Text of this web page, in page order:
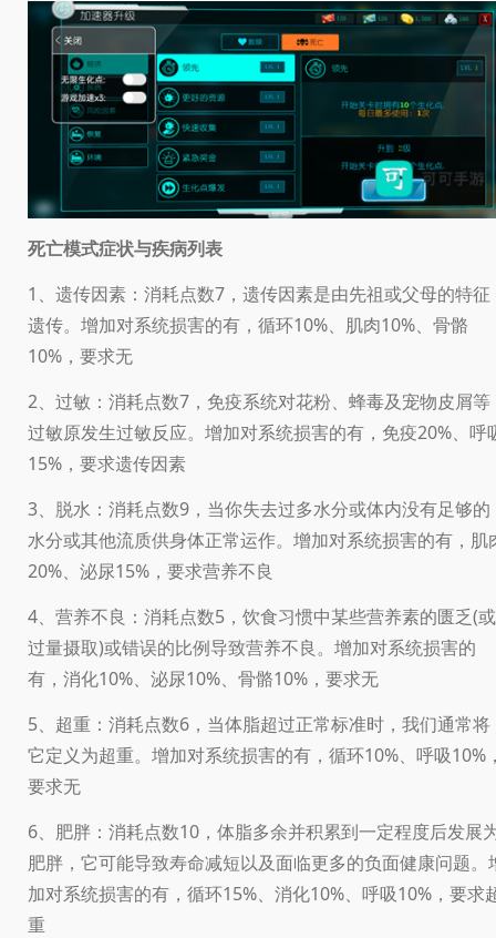
死亡模式症状与疾病列表
1、遗传因素：消耗点数7，遗传因素是由先祖或父母的特征
遗传。增加对系统损害的有，循环10%、肌肉10%、骨骼
10%，要求无
2、过敏：消耗点数7，免疫系统对花粉、蜂毒及宠物皮屑等
过敏原发生过敏反应。增加对系统损害的有，免疫20%、呼
15%，要求遗传因素
3、脱水：消耗点数9，当你失去过多水分或体内没有足够的
水分或其他流质供身体正常运作。增加对系统损害的有，肌
20%、泌尿15%，要求营养不良
4、营养不良：消耗点数5，饮食习惯中某些营养素的匮乏(或
过量摄取)或错误的比例导致营养不良。增加对系统损害的
有，消化10%、泌尿10%、骨骼10%，要求无
5、超重：消耗点数6，当体脂超过正常标准时，我们通常将
它定义为超重。增加对系统损害的有，循环10%、呼吸10%
要求无
6、肥胖：消耗点数10，体脂多余并积累到一定程度后发展
肥胖，它可能导致寿命减短以及面临更多的负面健康问题。
加对系统损害的有，循环15%、消化10%、呼吸10%，要求
重